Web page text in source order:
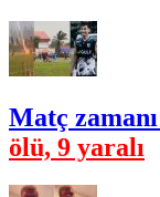
Matç
ölü, 9 yaralı